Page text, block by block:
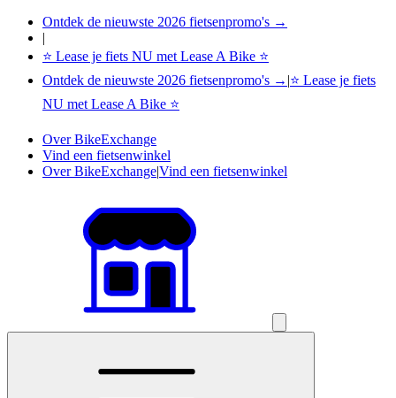
Ontdek de nieuwste 2026 fietsenpromo's →
|
⭐ Lease je fiets NU met Lease A Bike ⭐
Ontdek de nieuwste 2026 fietsenpromo's → |⭐ Lease je fiets
NU met Lease A Bike ⭐
Over BikeExchange
Vind een fietsenwinkel
Over BikeExchange|Vind een fietsenwinkel